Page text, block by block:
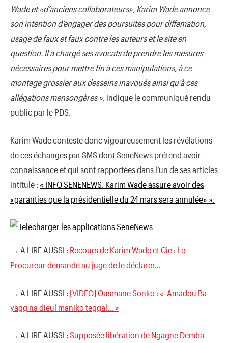
Wade et «d’anciens collaborateurs», Karim Wade annonce
son intention d’engager des poursuites pour diffamation,
usage de faux et faux contre les auteurs et le site en
question. Il a chargé ses avocats de prendre les mesures
nécessaires pour mettre fin à ces manipulations, à ce
montage grossier aux desseins inavoués ainsi qu’à ces
allégations mensongères », indique le communiqué rendu
public par le PDS.
Karim Wade conteste donc vigoureusement les révélations
de ces échanges par SMS dont SeneNews prétend avoir
connaissance et qui sont rapportées dans l’un de ses articles
intitulé : « INFO SENENEWS. Karim Wade assure avoir des
«garanties que la présidentielle du 24 mars sera annulée» ».
→ A LIRE AUSSI : Recours de Karim Wade et Cie : Le
Procureur demande au juge de le déclarer…
→ A LIRE AUSSI : [VIDEO] Ousmane Sonko : « Amadou Ba
yagg na dieul maniko teggal… »
→ A LIRE AUSSI : Supposée libération de Ngagne Demba